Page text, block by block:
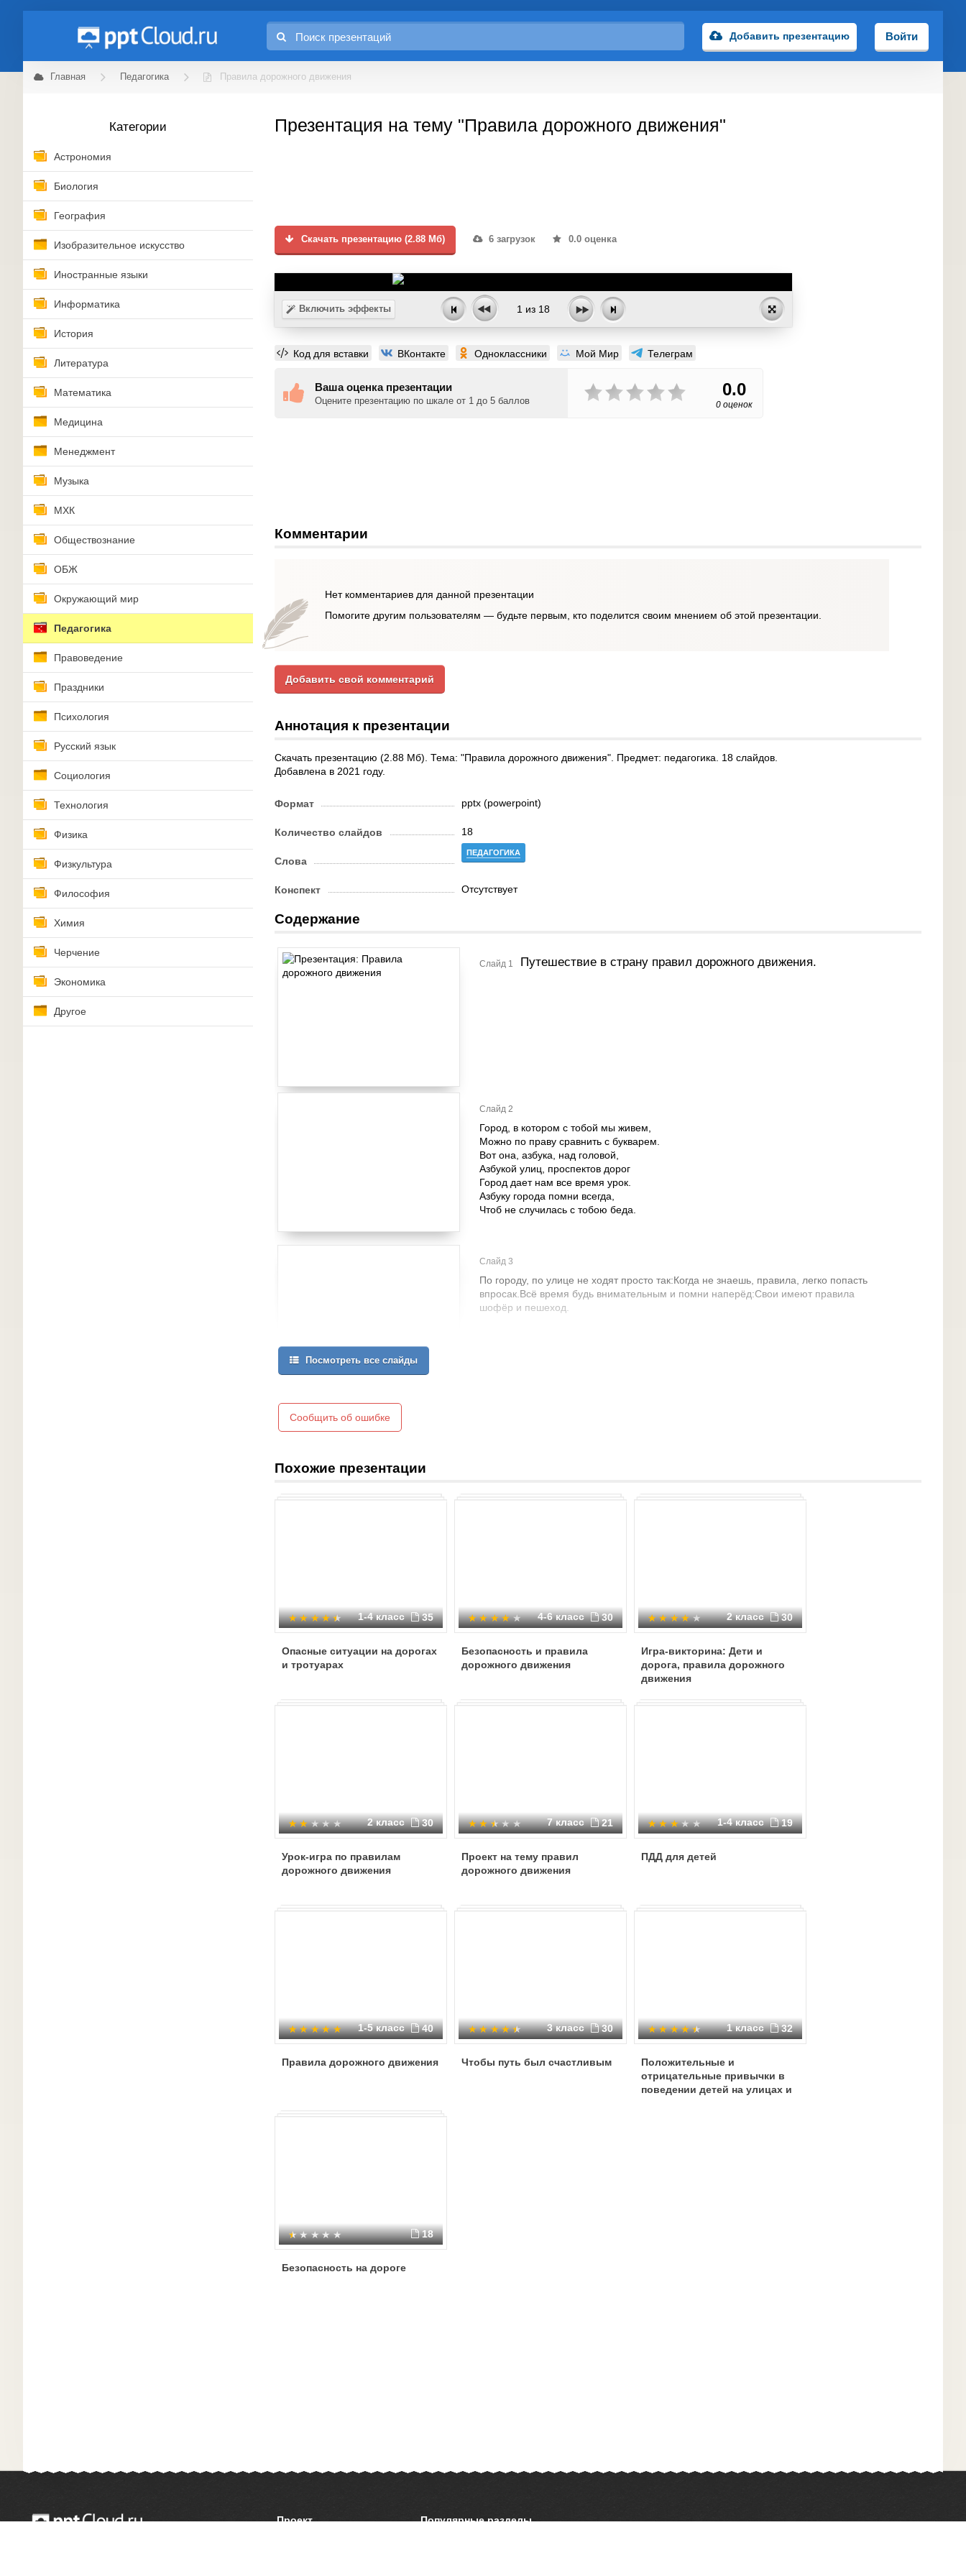
Добавить презентацию Войти
Главная Педагогика Правила дорожного движения
Категории
Астрономия
Биология
География
Изобразительное искусство
Иностранные языки
Информатика
История
Литература
Математика
Медицина
Менеджмент
Музыка
МХК
Обществознание
ОБЖ
Окружающий мир
Педагогика
Правоведение
Праздники
Психология
Русский язык
Социология
Технология
Физика
Физкультура
Философия
Химия
Черчение
Экономика
Другое
Презентация на тему "Правила дорожного движения"
Скачать презентацию (2.88 Мб) 6 загрузок 0.0 оценка
Включить эффекты 1 из 18
Код для вставки ВКонтакте Одноклассники Мой Мир Телеграм
Ваша оценка презентации
Оцените презентацию по шкале от 1 до 5 баллов
0.0
0 оценок
Комментарии
Нет комментариев для данной презентации
Помогите другим пользователям — будьте первым, кто поделится своим мнением об этой презентации.
Добавить свой комментарий
Аннотация к презентации
Скачать презентацию (2.88 Мб). Тема: "Правила дорожного движения". Предмет: педагогика. 18 слайдов.
Добавлена в 2021 году.
Формат pptx (powerpoint)
Количество слайдов 18
Слова
ПЕДАГОГИКА
Конспект Отсутствует
Содержание
Слайд 1 Путешествие в страну правил дорожного движения.
Слайд 2
Город, в котором с тобой мы живем,
Можно по праву сравнить с букварем.
Вот она, азбука, над головой,
Азбукой улиц, проспектов дорог
Город дает нам все время урок.
Азбуку города помни всегда,
Чтоб не случилась с тобою беда.
Слайд 3
По городу, по улице не ходят просто так:Когда не знаешь, правила, легко попасть
впросак.Всё время будь внимательным и помни наперёд:Свои имеют правила
шофёр и пешеход.
Посмотреть все слайды
Сообщить об ошибке
Похожие презентации
1-4 класс 35
Опасные ситуации на дорогах
и тротуарах
4-6 класс 30
Безопасность и правила
дорожного движения
2 класс 30
Игра-викторина: Дети и
дорога, правила дорожного
движения
2 класс 30
Урок-игра по правилам
дорожного движения
7 класс 21
Проект на тему правил
дорожного движения
1-4 класс 19
ПДД для детей
1-5 класс 40
Правила дорожного движения
3 класс 30
Чтобы путь был счастливым
1 класс 32
Положительные и
отрицательные привычки в
поведении детей на улицах и
18
Безопасность на дороге
Проект
Популярные разделы